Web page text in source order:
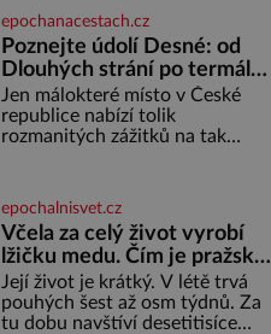
ochotný podat pomocnou ruku.
Vždycky jsem byla spíš
samotářka. Nepotřebovala jsem
kolem sebe partu kamarádek
ani partnera. Stačily mi knihy,
práce a hlavně klid. Hned po
studiích jsem odešla z rodného
epochanacestach.cz
Poznejte údolí Desné: od
Dlouhých strání po termální
prameny
Jen málokteré místo v České
republice nabízí tolik
rozmanitých zážitků na tak
jediného dne můžete
nahlédnout do útrob jedné z
nejvýznamnějších vodních
elektráren v Evropě, vydat se na
horské hřebeny, projet se na
koloběžce a den zakončit
poznáváním památek ve
epochalnisvet.cz
Včela za celý život vyrobí
lžičku medu. Čím je pražský
med ze střech tak ceněný?
Její život je krátký. V létě trvá
pouhých šest až osm týdnů. Za
tu dobu navštíví desetitisíce